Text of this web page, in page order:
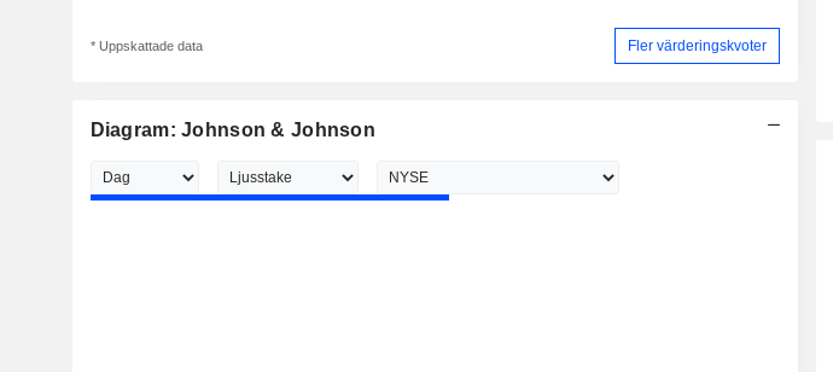
* Uppskattade data Fler värderingskvoter
Diagram: Johnson & Johnson